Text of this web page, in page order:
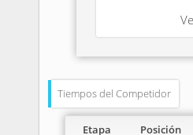
Tiempos del Competidor
Etapa Posición